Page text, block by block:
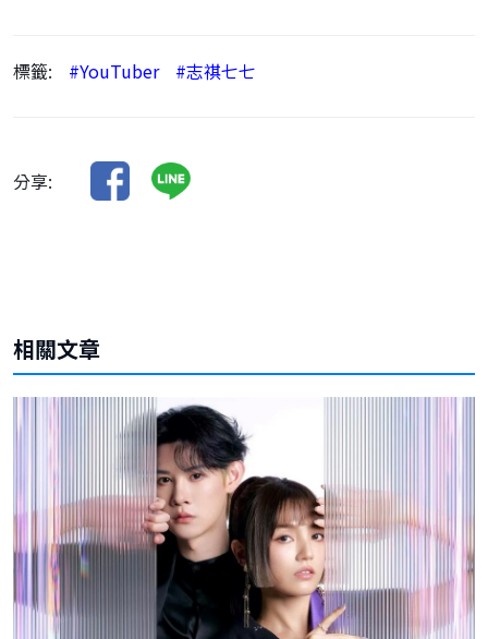
標籤: #YouTuber #志祺七七
分享:
相關文章